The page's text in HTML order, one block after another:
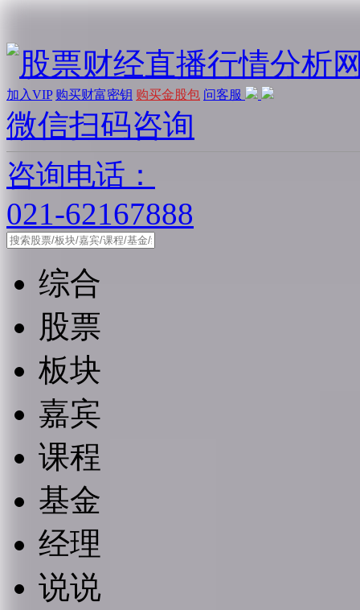
加入VIP 购买财富密钥 购买金股包 问客服
微信扫码咨询
咨询电话：
021-62167888
综合
股票
板块
嘉宾
课程
基金
经理
说说